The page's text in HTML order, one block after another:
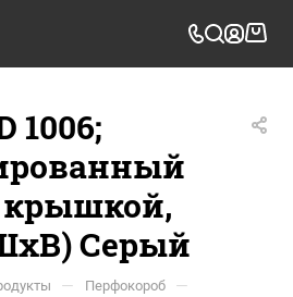
1006;
крышкой,
Серый
— Перфокороб —